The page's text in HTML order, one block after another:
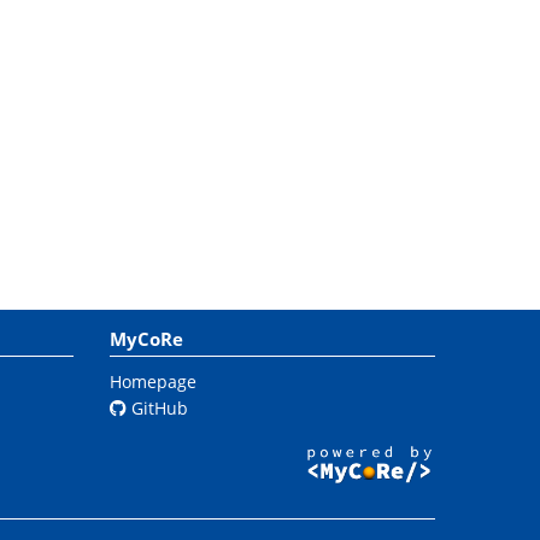
MyCoRe
Homepage
GitHub